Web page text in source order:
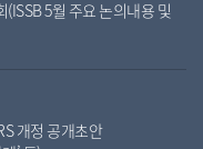
5월 주요 논의내용 및
개정 공개초안